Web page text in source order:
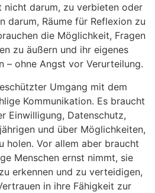
nicht darum, zu verbieten oder
darum, Räume für Reflexion zu
die Möglichkeit, Fragen
zu äußern und ihr eigenes
– ohne Angst vor Verurteilung.
Umgang mit dem
Kommunikation. Es braucht
Einwilligung, Datenschutz,
und über Möglichkeiten,
holen. Vor allem aber braucht
Menschen ernst nimmt, sie
erkennen und zu verteidigen,
in ihre Fähigkeit zur